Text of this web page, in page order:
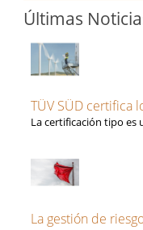
Últimas
TÜV SÜD certifica
La certificación tipo es
La gestión de